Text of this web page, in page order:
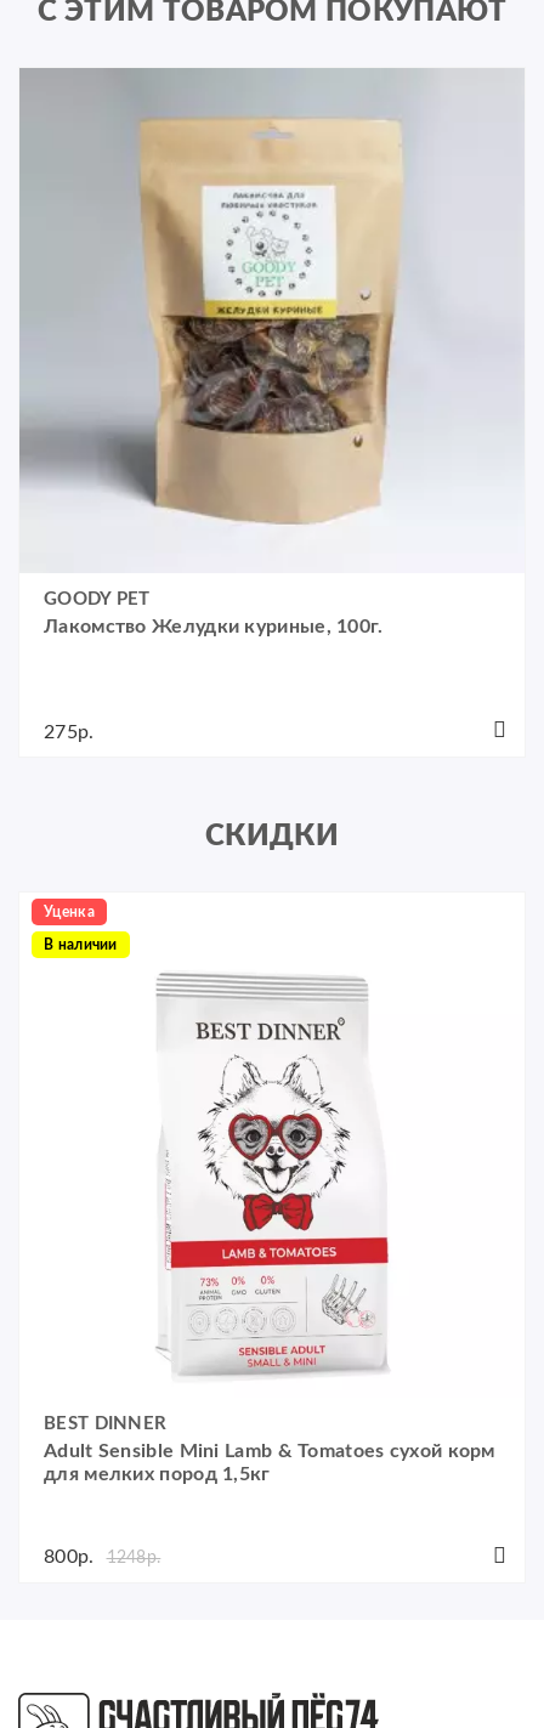
С ЭТИМ ТОВАРОМ ПОКУПАЮТ
GOODY PET
Лакомство Желудки куриные, 100г.
275р.
СКИДКИ
Уценка
В наличии
BEST DINNER
Adult Sensible Mini Lamb & Tomatoes сухой корм
для мелких пород 1,5кг
800р. 1248р.